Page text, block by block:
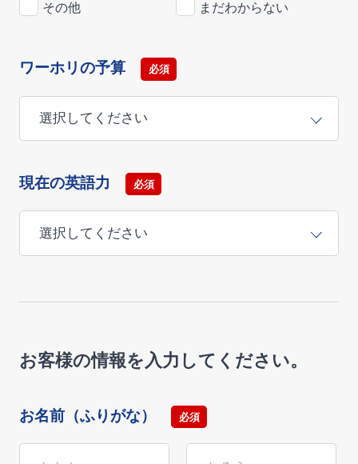
その他 まだわからない
ワーホリの予算 必須
現在の英語力 必須
お客様の情報を入力してください。
お名前（ふりがな） 必須